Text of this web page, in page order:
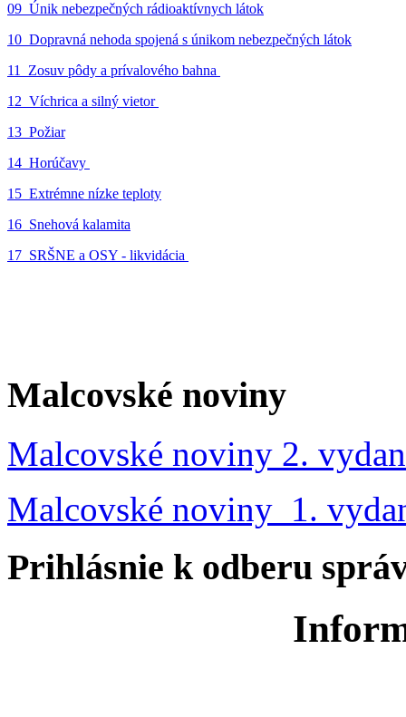
09_Únik nebezpečných rádioaktívnych látok
10_Dopravná nehoda spojená s únikom nebezpečných látok
11_Zosuv pôdy a prívalového bahna
12_Víchrica a silný vietor
13_Požiar
14_Horúčavy
15_Extrémne nízke teploty
16_Snehová kalamita
17_SRŠNE a OSY - likvidácia
Malcovské noviny
Malcovské noviny 2.
Malcovské noviny 1.
Prihlásnie k odberu